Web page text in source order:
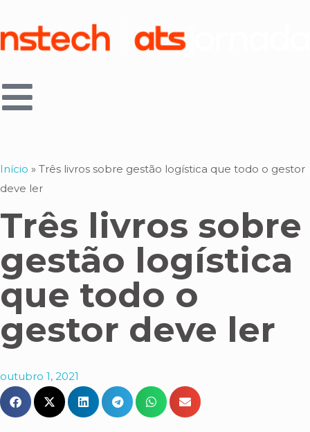
Início » Três livros sobre gestão logística que todo o gestor
deve ler
Três livros sobre
gestão logística
que todo o
gestor deve ler
outubro 1, 2021